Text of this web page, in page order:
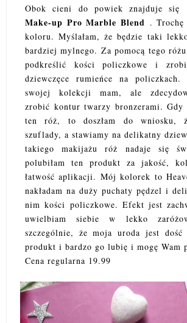
Obok cieni do powiek znajduje się
Make-up Pro Marble Blend . Trochę
koloru. Myślałam, że będzie taki
bardziej mylnego. Za pomocą tego
podkreślić kości policzkowe i
dziewczęce rumieńce na
swojej kolekcji mam, ale
zrobić kontur twarzy bronzerami. Gdy
ten róż, to doszłam do wniosku,
szuflady, a stawiamy na delikatny
takiego makijażu róż nadaje się
polubiłam ten produkt za jakość,
łatwość aplikacji. Mój kolorek to
nakładam na duży puchaty pędzel i
nim kości policzkowe. Efekt jest
uwielbiam siebie w lekko
szczególnie, że moja uroda jest dość
produkt i bardzo go lubię i mogę Wam
Cena regularna 19.99